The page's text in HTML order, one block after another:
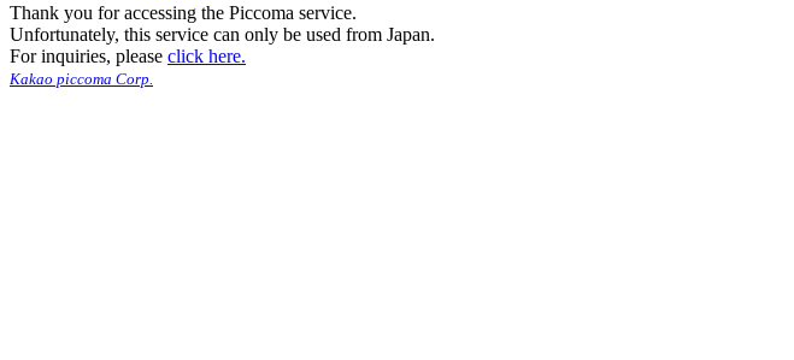
Thank you for accessing the Piccoma service.
Unfortunately, this service can only be used from Japan.
For inquiries, please click here.
Kakao piccoma Corp.